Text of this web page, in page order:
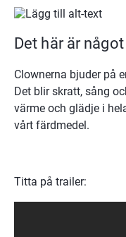
Det här är
Clownerna bjuder på
Det blir skratt, sång
värme och glädje i
vårt färdmedel.
Titta på trailer: